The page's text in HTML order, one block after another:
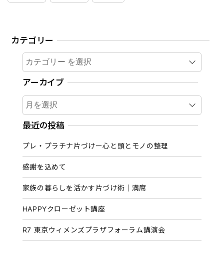
カテゴリー
カテゴリー
アーカイブ
ア
ー
カ
ブ
最近の投稿
プレ・プラチナ片づけー心と頭とモノの整理
感謝を込めて
家族の暮らしを活かす片づけ術｜満席
HAPPYクローゼット講座
R7 東京ウィメンズプラザフォーラム講演会